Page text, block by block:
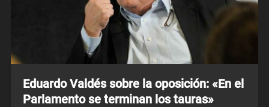
Eduardo Valdés sobre la oposición: «En el
Parlamento se terminan los tauras»